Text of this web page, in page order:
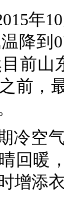
年
降
前
前，
冷空
回暖
增添